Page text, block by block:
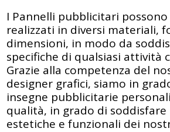
I Pannelli pubblicitari possono
realizzati in diversi materiali,
dimensioni, in modo da
specifiche di qualsiasi attività
Grazie alla competenza del
designer grafici, siamo in
insegne pubblicitarie
qualità, in grado di soddisfare
estetiche e funzionali dei